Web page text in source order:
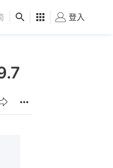
健康 好食玩飛
登入